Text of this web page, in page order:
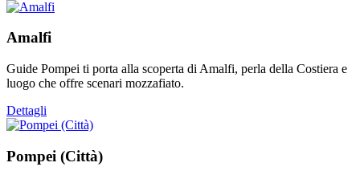
Amalfi
Guide Pompei ti porta alla scoperta di Amalfi, perla della Costiera e
luogo che offre scenari mozzafiato.
Dettagli
Pompei (Città)